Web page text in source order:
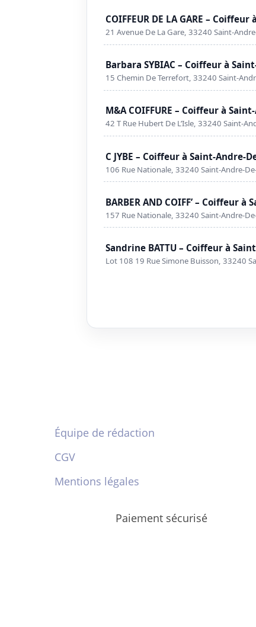
COIFFEUR DE LA GARE –
21 Avenue De La Gare, 33240 Saint-
Barbara SYBIAC – Coiffeur à
15 Chemin De Terrefort, 33240 Saint-
M&A COIFFURE – Coiffeur à
42 T Rue Hubert De L’Isle, 33240 Saint-
C JYBE – Coiffeur à Saint-Andre-
106 Rue Nationale, 33240 Saint-Andre-
BARBER AND COIFF’ – Coiffeur à
157 Rue Nationale, 33240 Saint-Andre-
Sandrine BATTU – Coiffeur à
Lot 108 19 Rue Simone Buisson, 33240
Équipe de rédaction
CGV
Mentions légales
Paiement sécurisé